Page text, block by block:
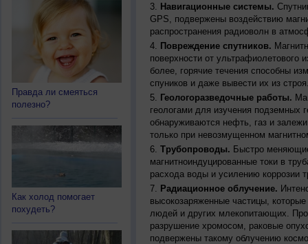
Правда ли смеяться
полезно?
Как холод помогает
похудеть?
Навигационные системы.
GPS, подвержены воздействию
распространения радиоволн в
Повреждение спутников.
поверхности от ультрафиолетового
более, горячие течения способны
спуников и даже вывести их из
Геологоразведочные работы.
геологами для изучения подземных
обнаруживаются нефть, газ и
только при невозмущенном
Трубопроводы. Быстро
магнитноиндуцированные токи в
расхода воды и усилению коррозии
Радиационное облучение.
высокозаряженные частицы,
людей и других млекопитающих.
разрушение хромосом, раковые
подвержены такому облучению